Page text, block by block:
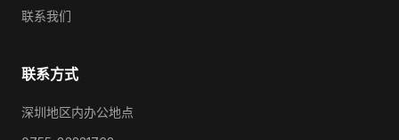
联系我们
联系方式
深圳地区内办公地点